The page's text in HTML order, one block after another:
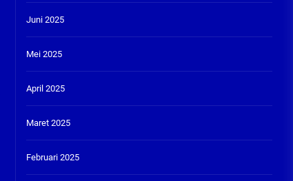
Juni 2025
Mei 2025
April 2025
Maret 2025
Februari 2025